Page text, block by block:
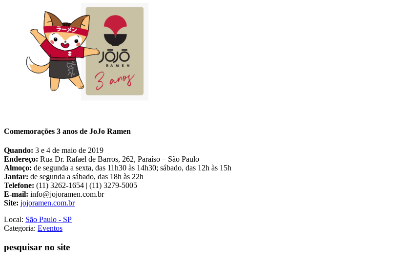
Comemorações 3 anos de JoJo Ramen
Quando: 3 e 4 de maio de 2019
Endereço: Rua Dr. Rafael de Barros, 262, Paraíso – São Paulo
Almoço: de segunda a sexta, das 11h30 às 14h30; sábado, das 12h às 15h
Jantar: de segunda a sábado, das 18h às 22h
Telefone: (11) 3262-1654 | (11) 3279-5005
E-mail: info@jojoramen.com.br
Site: jojoramen.com.br
Local: São Paulo - SP
Categoria: Eventos
pesquisar no site